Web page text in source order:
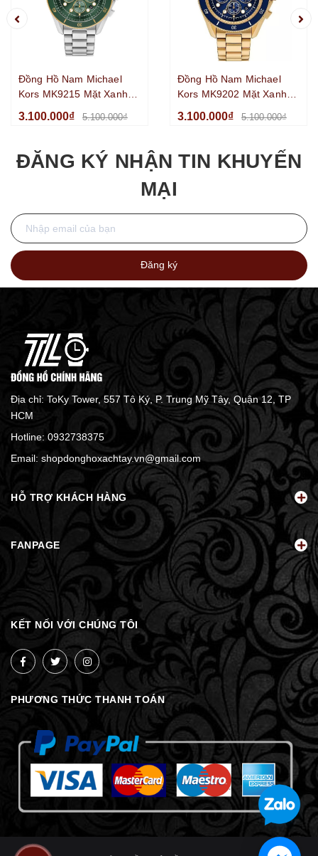
Đồng Hồ Nam Michael
Kors MK9215 Mặt Xanh
Xoay Kim Loại Màu Silver
3.100.000₫ 5.100.000₫
Đồng Hồ Nam Michael
Kors MK9202 Mặt Xanh
Benzel Xoay Kim Loại Mạ
3.100.000₫ 5.100.000₫
ĐĂNG KÝ NHẬN TIN KHUYẾN
MẠI
Đăng ký
Địa chỉ: ToKy Tower, 557 Tô Ký, P. Trung Mỹ Tây, Quận 12, TP
HCM
Hotline: 0932738375
Email: shopdonghoxachtay.vn@gmail.com
HỖ TRỢ KHÁCH HÀNG
FANPAGE
KẾT NỐI VỚI CHÚNG TÔI
PHƯƠNG THỨC THANH TOÁN